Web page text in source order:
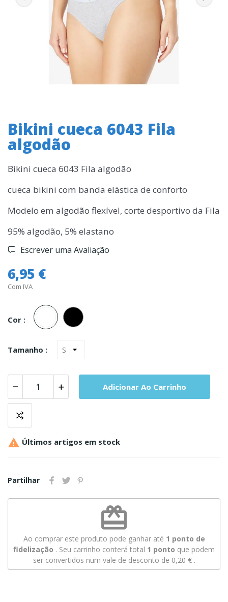
Bikini cueca 6043 Fila
algodão
Bikini cueca 6043 Fila algodão
cueca bikini com banda elástica de conforto
Modelo em algodão flexível, corte desportivo da Fila
95% algodão, 5% elastano
Escrever uma Avaliação
6,95 €
Com IVA
Cor :
Branco
Tamanho :
Adicionar Ao Carrinho
 Últimos artigos em stock
Partilhar
redeem
Ao comprar este produto pode ganhar até 1 ponto de
fidelização . Seu carrinho conterá total 1 ponto que podem
ser convertidos num vale de desconto de 0,20 €.